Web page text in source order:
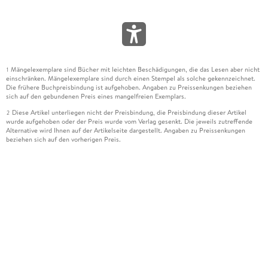
1 Mängelexemplare sind Bücher mit leichten Beschädigungen, die das Lesen aber nicht
einschränken. Mängelexemplare sind durch einen Stempel als solche gekennzeichnet.
Die frühere Buchpreisbindung ist aufgehoben. Angaben zu Preissenkungen beziehen
sich auf den gebundenen Preis eines mangelfreien Exemplars.
2 Diese Artikel unterliegen nicht der Preisbindung, die Preisbindung dieser Artikel
wurde aufgehoben oder der Preis wurde vom Verlag gesenkt. Die jeweils zutreffende
Alternative wird Ihnen auf der Artikelseite dargestellt. Angaben zu Preissenkungen
beziehen sich auf den vorherigen Preis.